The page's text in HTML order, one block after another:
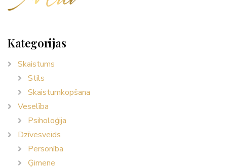
Kategorijas
Skaistums
Stils
Skaistumkopšana
Veselība
Psiholoģija
Dzīvesveids
Personība
Ģimene